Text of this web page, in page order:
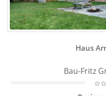
Haus
Bau-Fritz